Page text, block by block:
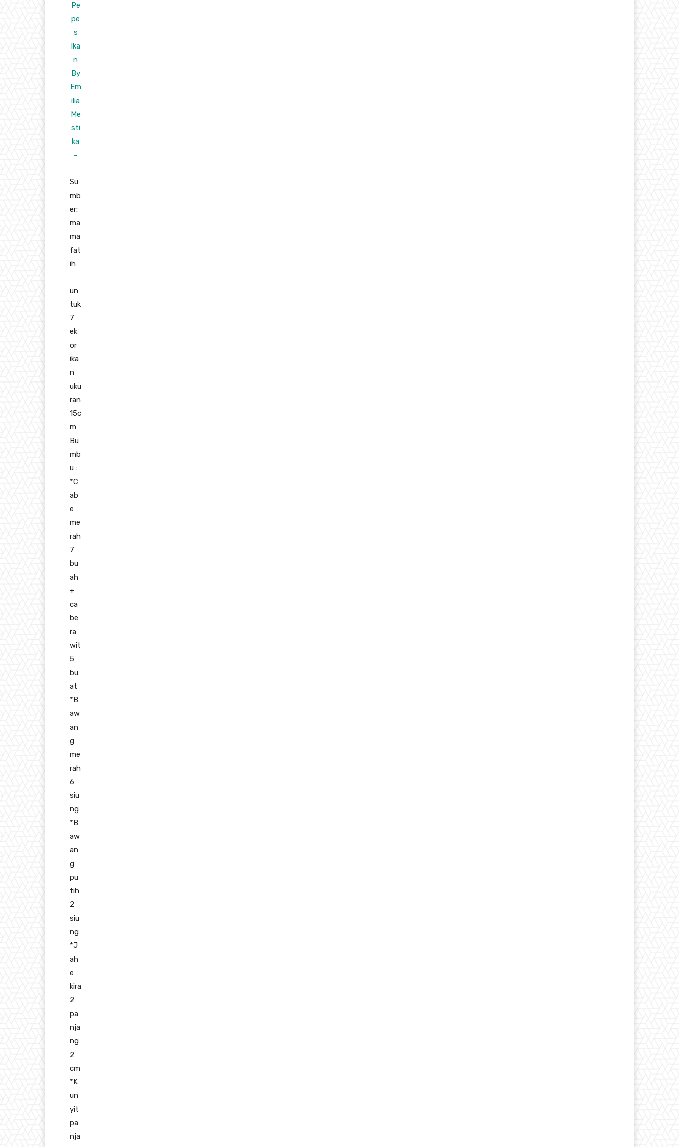
Su
mb
er:
ma
ma
fat
ih
un
tuk
7
ek
or
ika
n
uku
ran
15c
m
Bu
mb
u :
*C
ab
e
me
rah
7
bu
ah
+
ca
be
ra
wit
5
bu
at
*B
aw
an
g
me
rah
6
siu
ng
*B
aw
an
g
pu
tih
2
siu
ng
*J
ah
e
kira
2
pa
nja
ng
2
cm
*K
un
yit
pa
nja